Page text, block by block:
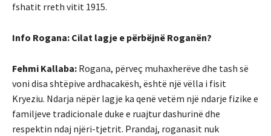
fshatit rreth vitit 1915.
Info Rogana: Cilat lagje e përbëjnë Roganën?
Fehmi Kallaba: Rogana, përveç muhaxherëve dhe tash së
voni disa shtëpive ardhacakësh, është një vëlla i fisit
Kryeziu. Ndarja nëpër lagje ka qenë vetëm një ndarje fizike e
familjeve tradicionale duke e ruajtur dashurinë dhe
respektin ndaj njëri-tjetrit. Prandaj, roganasit nuk